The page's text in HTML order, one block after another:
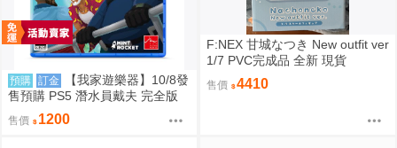
預購 訂金
【我家遊樂器】10/8發
售預購 PS5 潛水員戴夫 完全版
售價 1200
F:NEX 甘城なつき New outfit ver
1/7 PVC完成品 全新 現貨
售價 4410